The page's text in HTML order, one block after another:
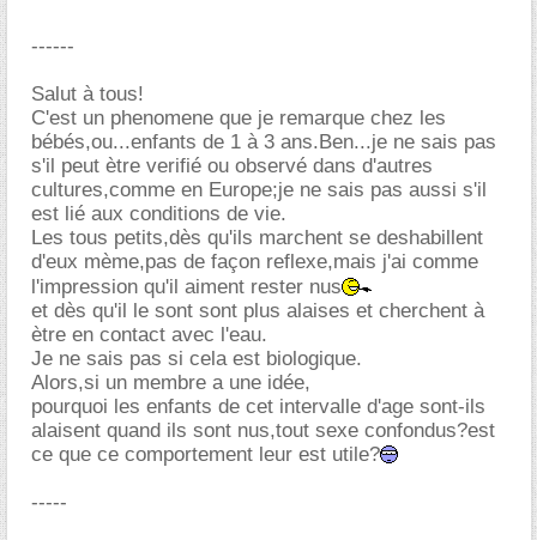
------
Salut à tous!
C'est un phenomene que je remarque chez les
bébés,ou...enfants de 1 à 3 ans.Ben...je ne sais pas
s'il peut ètre verifié ou observé dans d'autres
cultures,comme en Europe;je ne sais pas aussi s'il
est lié aux conditions de vie.
Les tous petits,dès qu'ils marchent se deshabillent
d'eux mème,pas de façon reflexe,mais j'ai comme
l'impression qu'il aiment rester nus
et dès qu'il le sont sont plus alaises et cherchent à
ètre en contact avec l'eau.
Je ne sais pas si cela est biologique.
Alors,si un membre a une idée,
pourquoi les enfants de cet intervalle d'age sont-ils
alaisent quand ils sont nus,tout sexe confondus?est
ce que ce comportement leur est utile?
-----